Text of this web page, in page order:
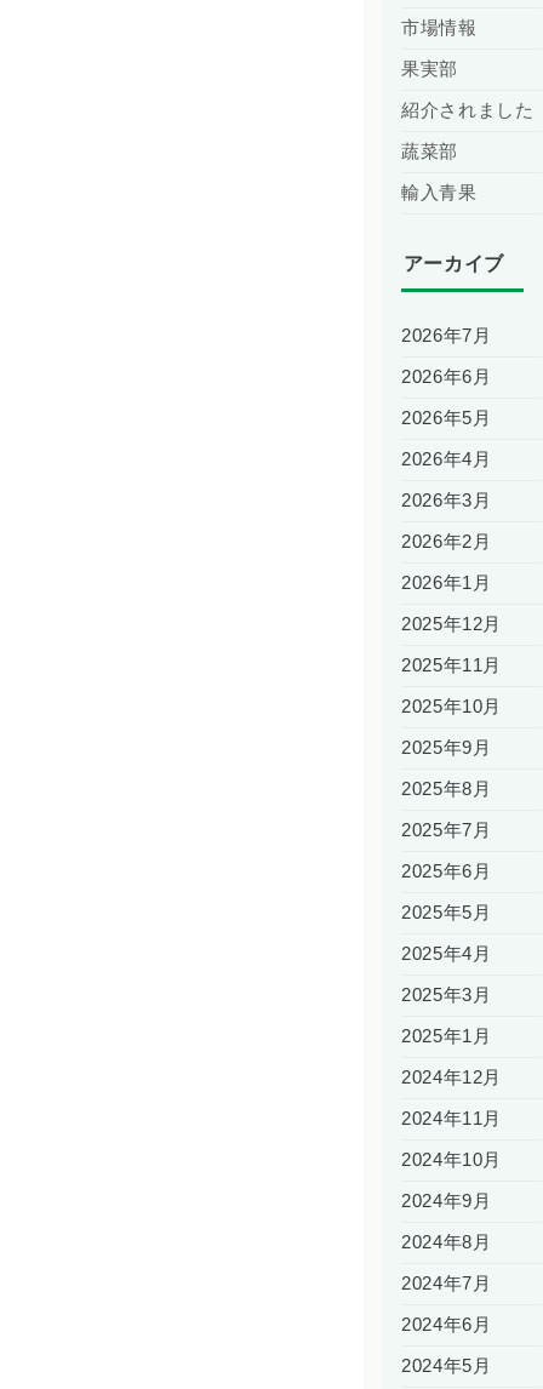
市場情報
果実部
紹介されました
蔬菜部
輸入青果
アーカイブ
2026年7月
2026年6月
2026年5月
2026年4月
2026年3月
2026年2月
2026年1月
2025年12月
2025年11月
2025年10月
2025年9月
2025年8月
2025年7月
2025年6月
2025年5月
2025年4月
2025年3月
2025年1月
2024年12月
2024年11月
2024年10月
2024年9月
2024年8月
2024年7月
2024年6月
2024年5月